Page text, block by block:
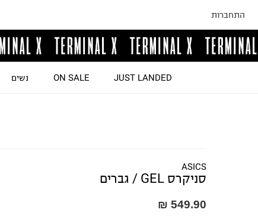
התחברות
JUST LANDED
ON SALE נשים
ASICS
סניקרס GEL / גברים
549.90 ₪